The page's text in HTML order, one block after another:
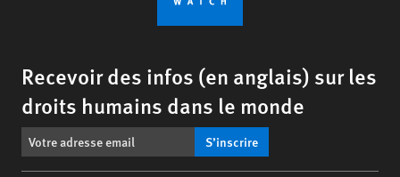
Recevoir des infos (en anglais) sur les
droits humains dans le monde
S’inscrire